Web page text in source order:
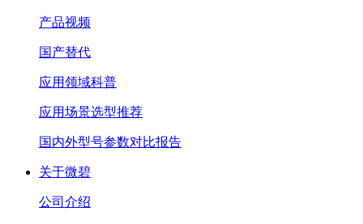
产品视频
国产替代
应用领域科普
应用场景选型推荐
国内外型号参数对比报告
关于微碧
公司介绍